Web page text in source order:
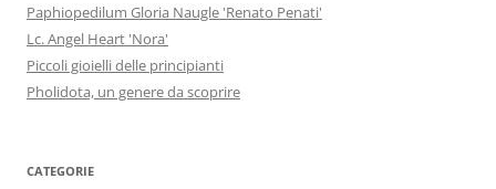
Paphiopedilum Gloria Naugle 'Renato Penati'
Lc. Angel Heart 'Nora'
Piccoli gioielli delle principianti
Pholidota, un genere da scoprire
CATEGORIE